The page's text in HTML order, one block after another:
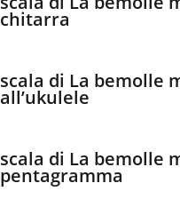
हिन्दी
Polski
chitarra
scala di La bemolle
all’ukulele
scala di La bemolle
pentagramma